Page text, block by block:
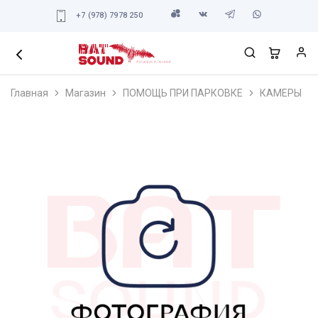
+7 (978) 7978 250
Главная Магазин ПОМОЩЬ ПРИ ПАРКОВКЕ КАМЕРЫ